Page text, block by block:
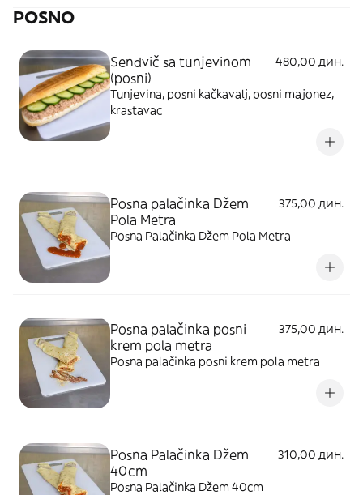
POSNO
Sendvič sa tunjevinom
(posni)
480,00 дин.
Tunjevina, posni kačkavalj, posni majonez,
krastavac
Posna palačinka Džem
Pola Metra
375,00 дин.
Posna Palačinka Džem Pola Metra
Posna palačinka posni
krem pola metra
375,00 дин.
Posna palačinka posni krem pola metra
Posna Palačinka Džem
40cm
310,00 дин.
Posna Palačinka Džem 40cm